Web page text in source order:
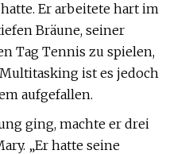
Er arbeitete hart im
Bräune, seiner
Tag Tennis zu spielen,
ist es jedoch
aufgefallen.
ging, machte er drei
„Er hatte seine